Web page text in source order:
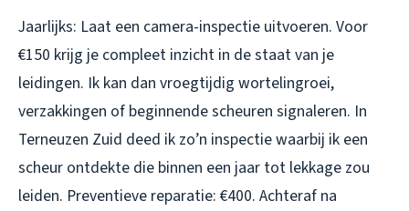
Jaarlijks: Laat een camera-inspectie uitvoeren. Voor
€150 krijg je compleet inzicht in de staat van je
leidingen. Ik kan dan vroegtijdig wortelingroei,
verzakkingen of beginnende scheuren signaleren. In
Terneuzen Zuid deed ik zo’n inspectie waarbij ik een
scheur ontdekte die binnen een jaar tot lekkage zou
leiden. Preventieve reparatie: €400. Achteraf na